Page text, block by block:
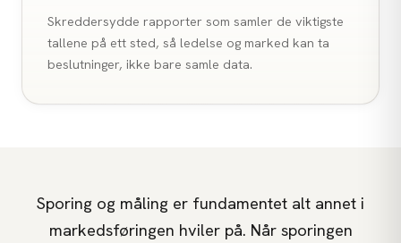
Skreddersydde rapporter som samler de viktigste
tallene på ett sted, så ledelse og marked kan ta
beslutninger, ikke bare samle data.
Sporing og måling er fundamentet alt annet i
markedsføringen hviler på. Når sporingen